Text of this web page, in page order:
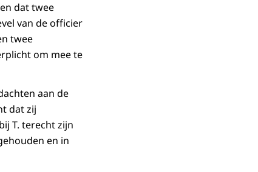
dat twee
van de officier
twee
om mee te
aan de
dat zij
T. terecht zijn
en in